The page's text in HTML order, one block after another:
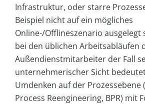
Infrastruktur, oder starre
Beispiel nicht auf ein mögliches
Online-/Offlineszenario ausgelegt
bei den üblichen Arbeitsabläufen
Außendienstmitarbeiter der Fall
unternehmerischer Sicht
Umdenken auf der Prozessebene
Process Reengineering, BPR) mit